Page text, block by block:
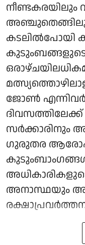
നീണ്ടകരയിലും
അഞ്ചുതെങ്ങിലും
കടലിൽപോയി
കുടുംബങ്ങളുടെ
ജോൺ
സർക്കാരിനും
ഗുരുതര
അനാസ്ഥയും